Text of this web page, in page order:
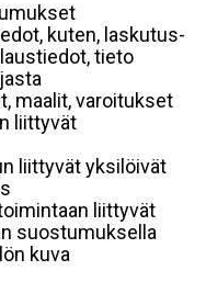
kuten, laskutus-
tieto
maalit, varoitukset
liittyvät
liittyvät yksilöivät
liittyvät
suostumuksella
kuva